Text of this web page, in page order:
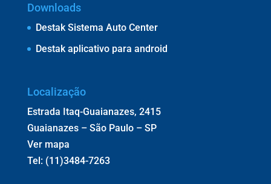
Downloads
Destak Sistema Auto Center
Destak aplicativo para android
Localização
Estrada Itaq-Guaianazes, 2415
Guaianazes – São Paulo – SP
Ver mapa
Tel: (11)3484-7263